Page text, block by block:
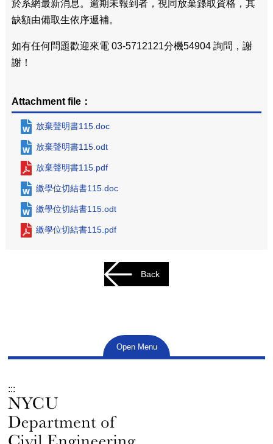
於系網最新消息。逾期未報到者，視同放棄錄取資格，其
缺額由備取生依序遞補。
如有任何問題歡迎來電 03-5712121分機54904 詢問，謝
謝！
Attachment file：
放棄聲明書115.doc
放棄聲明書115.odt
放棄聲明書115.pdf
繳學位切結書115.doc
繳學位切結書115.odt
繳學位切結書115.pdf
Back
Open Menu
:::